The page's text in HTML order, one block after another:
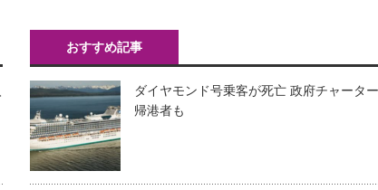
おすすめ記事
ダイヤモンド号乗客が死亡 政府チャータ
帰港者も